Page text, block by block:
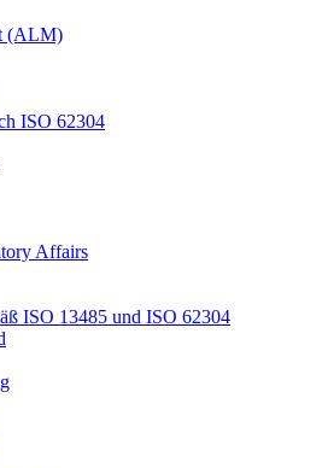
(ALM)
ISO 62304
Affairs
ISO 13485 und ISO 62304